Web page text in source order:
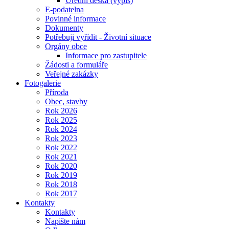
E-podatelna
Povinné informace
Dokumenty
Potřebuji vyřídit - Životní situace
Orgány obce
Informace pro zastupitele
Žádosti a formuláře
Veřejné zakázky
Fotogalerie
Příroda
Obec, stavby
Rok 2026
Rok 2025
Rok 2024
Rok 2023
Rok 2022
Rok 2021
Rok 2020
Rok 2019
Rok 2018
Rok 2017
Kontakty
Kontakty
Napište nám